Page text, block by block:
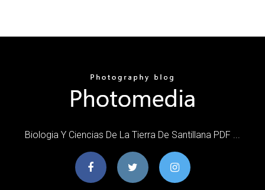
Biologia Y Ciencias De La Tierra De Santillana PDF ...